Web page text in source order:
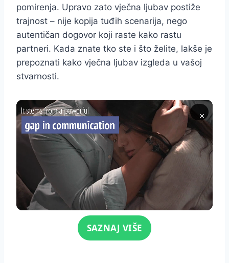
pomirenja. Upravo zato vječna ljubav postiže
trajnost – nije kopija tuđih scenarija, nego
autentičan dogovor koji raste kako rastu
partneri. Kada znate tko ste i što želite, lakše je
prepoznati kako vječna ljubav izgleda u vašoj
stvarnosti.
×
Click for soundSAZNAJ VIŠE